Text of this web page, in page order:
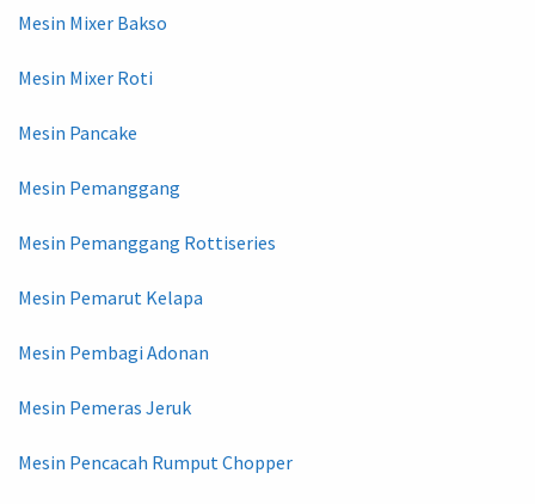
Mesin Mixer Bakso
Mesin Mixer Roti
Mesin Pancake
Mesin Pemanggang
Mesin Pemanggang Rottiseries
Mesin Pemarut Kelapa
Mesin Pembagi Adonan
Mesin Pemeras Jeruk
Mesin Pencacah Rumput Chopper